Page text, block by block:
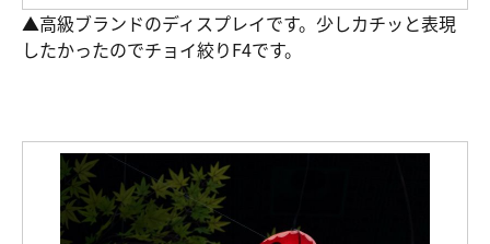
▲高級ブランドのディスプレイです。少しカチッと表現
したかったのでチョイ絞りF4です。